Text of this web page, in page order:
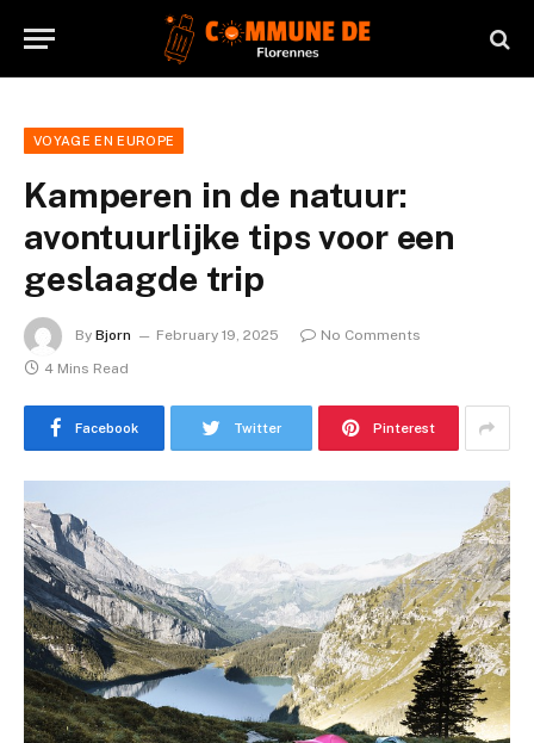
VOYAGE EN EUROPE
Kamperen in de natuur:
avontuurlijke tips voor een
geslaagde trip
By Bjorn February 19, 2025
No Comments
4 Mins Read
Facebook Twitter Pinterest